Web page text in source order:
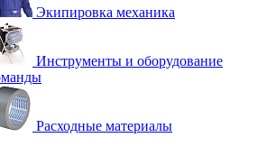
Экипировка механика
Инструменты и оборудование
Расходные материалы